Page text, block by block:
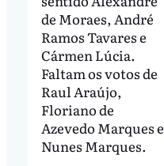
de Moraes, André
Ramos Tavares e
Cármen Lúcia.
Faltam os votos de
Raul Araújo,
Floriano de
Azevedo Marques e
Nunes Marques.